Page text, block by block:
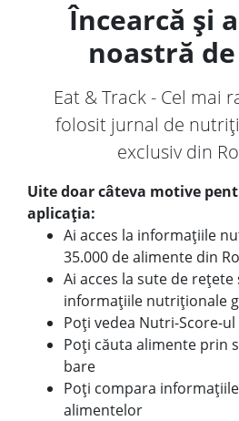
Încearcă și
noastră
Eat & Track - Cel mai
folosit jurnal de
exclusiv din
Uite doar câteva motive
aplicația:
Ai acces la informațiile
35.000 de alimente din
Ai acces la sute de rețete
informațiile nutriționale
Poți vedea Nutri-Score-
Poți căuta alimente prin
bare
Poți compara
alimentelor